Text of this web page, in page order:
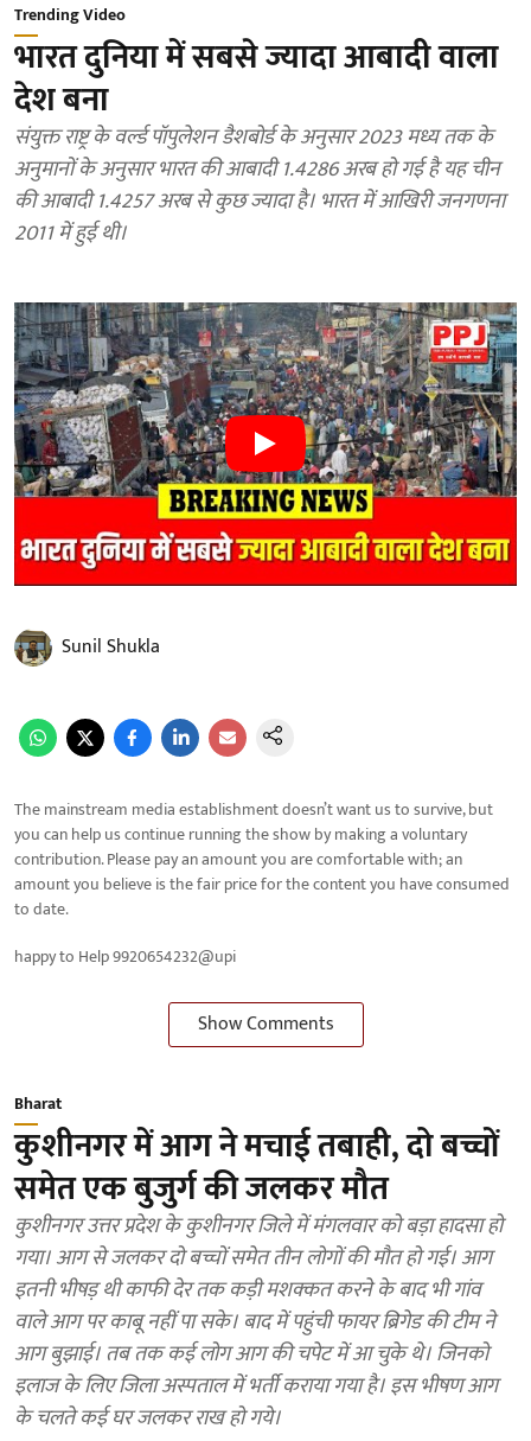
Trending Video
भारत दुनिया में सबसे ज्यादा आबादी वाला
देश बना
संयुक्त राष्ट्र के वर्ल्ड पॉपुलेशन डैशबोर्ड के अनुसार 2023 मध्य तक के
अनुमानों के अनुसार भारत की आबादी 1.4286 अरब हो गई है यह चीन
की आबादी 1.4257 अरब से कुछ ज्यादा है। भारत में आखिरी जनगणना
2011 में हुई थी।
Sunil Shukla
The mainstream media establishment doesn’t want us to survive, but
you can help us continue running the show by making a voluntary
contribution. Please pay an amount you are comfortable with; an
amount you believe is the fair price for the content you have consumed
to date.
happy to Help 9920654232@upi
Show Comments
Bharat
कुशीनगर में आग ने मचाई तबाही, दो बच्चों
समेत एक बुजुर्ग की जलकर मौत
कुशीनगर उत्तर प्रदेश के कुशीनगर जिले में मंगलवार को बड़ा हादसा हो
गया। आग से जलकर दो बच्चों समेत तीन लोगों की मौत हो गई। आग
इतनी भीषड़ थी काफी देर तक कड़ी मशक्कत करने के बाद भी गांव
वाले आग पर काबू नहीं पा सके। बाद में पहुंची फायर ब्रिगेड की टीम ने
आग बुझाई। तब तक कई लोग आग की चपेट में आ चुके थे। जिनको
इलाज के लिए जिला अस्पताल में भर्ती कराया गया है। इस भीषण आग
के चलते कई घर जलकर राख हो गये।